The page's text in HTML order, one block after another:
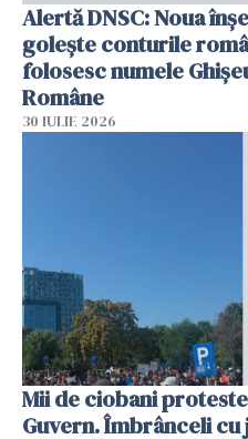
Alertă DNSC: Noua
golește conturile
folosesc numele
Române
30 IULIE 2026
Mii de ciobani
Guvern. Îmbrânceli cu